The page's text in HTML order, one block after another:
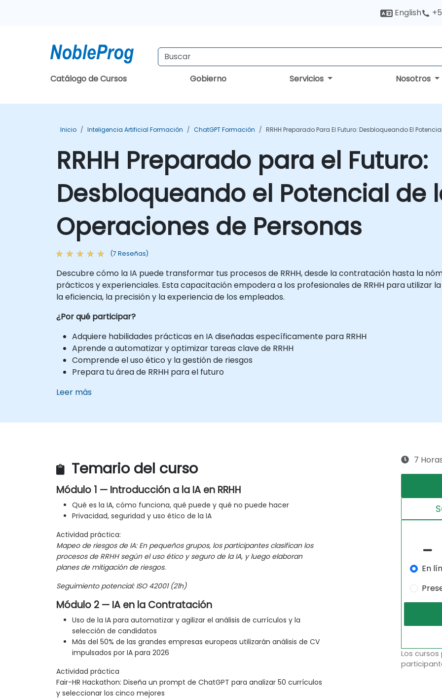
English
Catálogo de Cursos Gobierno Servicios Nosotros
Inicio Inteligencia Artificial Formación ChatGPT Formación RRHH Preparado Para El Futuro: Desbloqueando El
RRHH Preparado para el Futuro:
Desbloqueando el Potencial de
Operaciones de Personas
(7 Reseñas)
Descubre cómo la IA puede transformar tus procesos de RRHH, desde la contratación hasta la
prácticos y experienciales. Esta capacitación empodera a los profesionales de RRHH para utilizar
la eficiencia, la precisión y la experiencia de los empleados.
¿Por qué participar?
Adquiere habilidades prácticas en IA diseñadas específicamente para RRHH
Aprende a automatizar y optimizar tareas clave de RRHH
Comprende el uso ético y la gestión de riesgos
Prepara tu área de RRHH para el futuro
Leer más
Temario del curso
Módulo 1 — Introducción a la IA en RRHH
Qué es la IA, cómo funciona, qué puede y qué no puede hacer
Privacidad, seguridad y uso ético de la IA
Actividad práctica:
Mapeo de riesgos de IA: En pequeños grupos, los participantes clasifican los
procesos de RRHH según el uso ético y seguro de la IA, y luego elaboran
planes de mitigación de riesgos.
Seguimiento potencial: ISO 42001 (21h)
Módulo 2 — IA en la Contratación
Uso de la IA para automatizar y agilizar el análisis de currículos y la
selección de candidatos
Más del 50% de las grandes empresas europeas utilizarán análisis de CV
impulsados por IA para 2026
Actividad práctica
Fair-HR Hackathon: Diseña un prompt de ChatGPT para analizar 50 currículos
y seleccionar los cinco mejores
7
En
Los